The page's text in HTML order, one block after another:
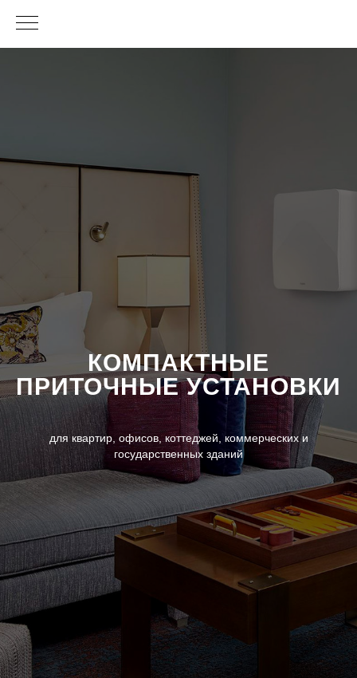
КОМПАКТНЫЕ
ПРИТОЧНЫЕ УСТАНОВКИ
для квартир, офисов, коттеджей, коммерческих и
государственных зданий